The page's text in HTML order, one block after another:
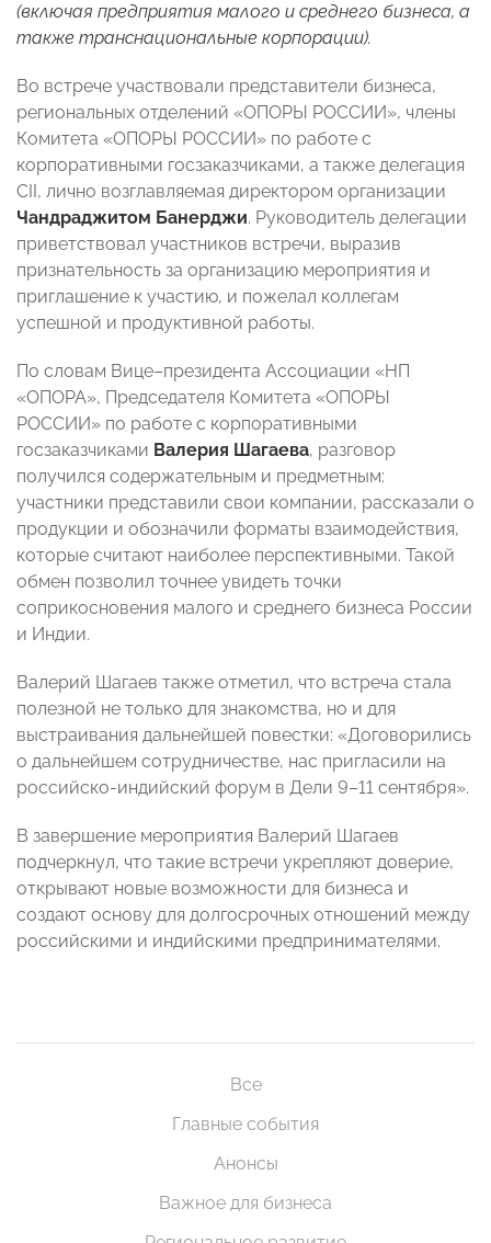
(включая предприятия малого и среднего бизнеса, а
также транснациональные корпорации).
Во встрече участвовали представители бизнеса,
региональных отделений «ОПОРЫ РОССИИ», члены
Комитета «ОПОРЫ РОССИИ» по работе с
корпоративными госзаказчиками, а также делегация
CII, лично возглавляемая директором организации
Чандраджитом Банерджи. Руководитель делегации
приветствовал участников встречи, выразив
признательность за организацию мероприятия и
приглашение к участию, и пожелал коллегам
успешной и продуктивной работы.
По словам Вице–президента Ассоциации «НП
«ОПОРА», Председателя Комитета «ОПОРЫ
РОССИИ» по работе с корпоративными
госзаказчиками Валерия Шагаева, разговор
получился содержательным и предметным:
участники представили свои компании, рассказали о
продукции и обозначили форматы взаимодействия,
которые считают наиболее перспективными. Такой
обмен позволил точнее увидеть точки
соприкосновения малого и среднего бизнеса России
и Индии.
Валерий Шагаев также отметил, что встреча стала
полезной не только для знакомства, но и для
выстраивания дальнейшей повестки: «Договорились
о дальнейшем сотрудничестве, нас пригласили на
российско-индийский форум в Дели 9–11 сентября».
В завершение мероприятия Валерий Шагаев
подчеркнул, что такие встречи укрепляют доверие,
открывают новые возможности для бизнеса и
создают основу для долгосрочных отношений между
российскими и индийскими предпринимателями.
Все
Главные события
Анонсы
Важное для бизнеса